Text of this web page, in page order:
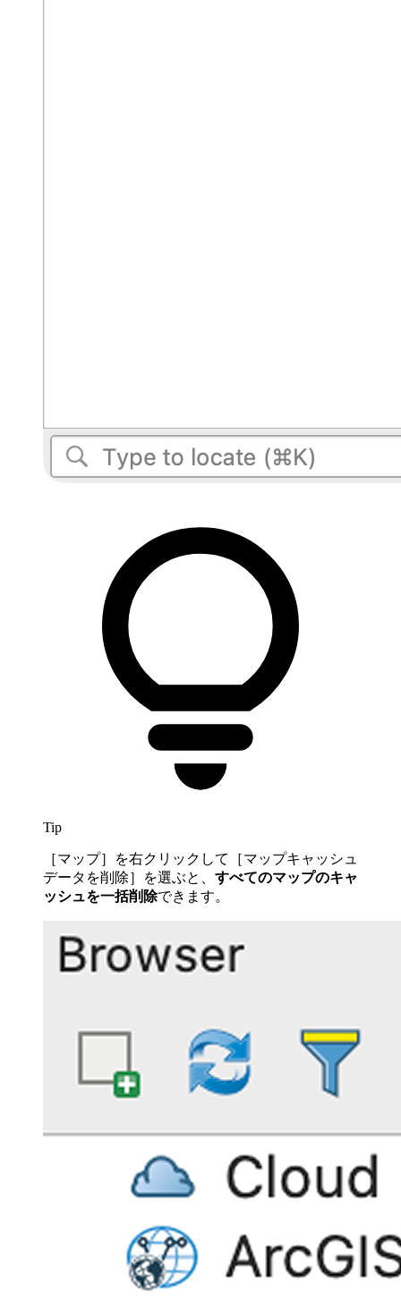
Tip
［マップ］を右クリックして［マップキャッシュ
データを削除］を選ぶと、 すべてのマップのキャ
ッシュを一括削除できます。